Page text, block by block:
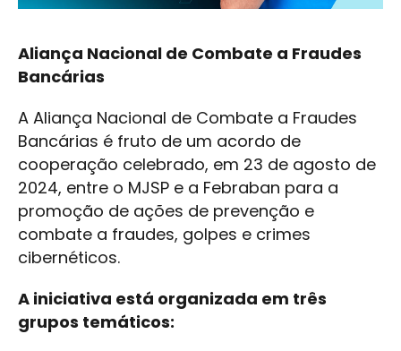
Aliança Nacional de Combate a Fraudes
Bancárias
A Aliança Nacional de Combate a Fraudes
Bancárias é fruto de um acordo de
cooperação celebrado, em 23 de agosto de
2024, entre o MJSP e a Febraban para a
promoção de ações de prevenção e
combate a fraudes, golpes e crimes
cibernéticos.
A iniciativa está organizada em três
grupos temáticos: